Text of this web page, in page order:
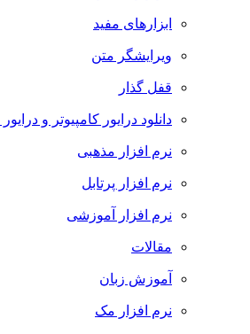
ابزارهای مفید
ویرایشگر متن
قفل گذار
دانلود درایور کامپیوتر و
نرم افزار مذهبی
نرم افزار پرتابل
نرم افزار آموزشی
مقالات
آموزش زبان
نرم افزار مک